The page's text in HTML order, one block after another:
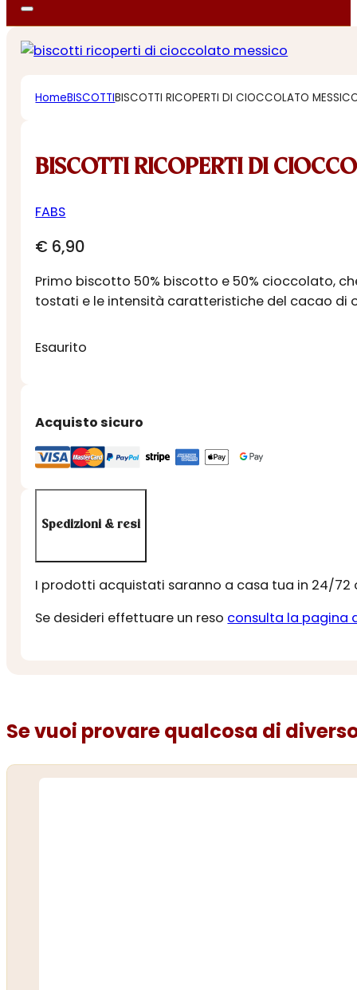
HomeBISCOTTIBISCOTTI RICOPERTI DI CIOCCOLATO
BISCOTTI RICOPERTI DI
FABS
€ 6,90
Primo biscotto 50% biscotto e 50% cioccolato,
tostati e le intensità caratteristiche del cacao di
Esaurito
Acquisto sicuro
Spedizioni & resi
I prodotti acquistati saranno a casa tua in 24/72
Se desideri effettuare un reso consulta la pagina
Se vuoi provare qualcosa di